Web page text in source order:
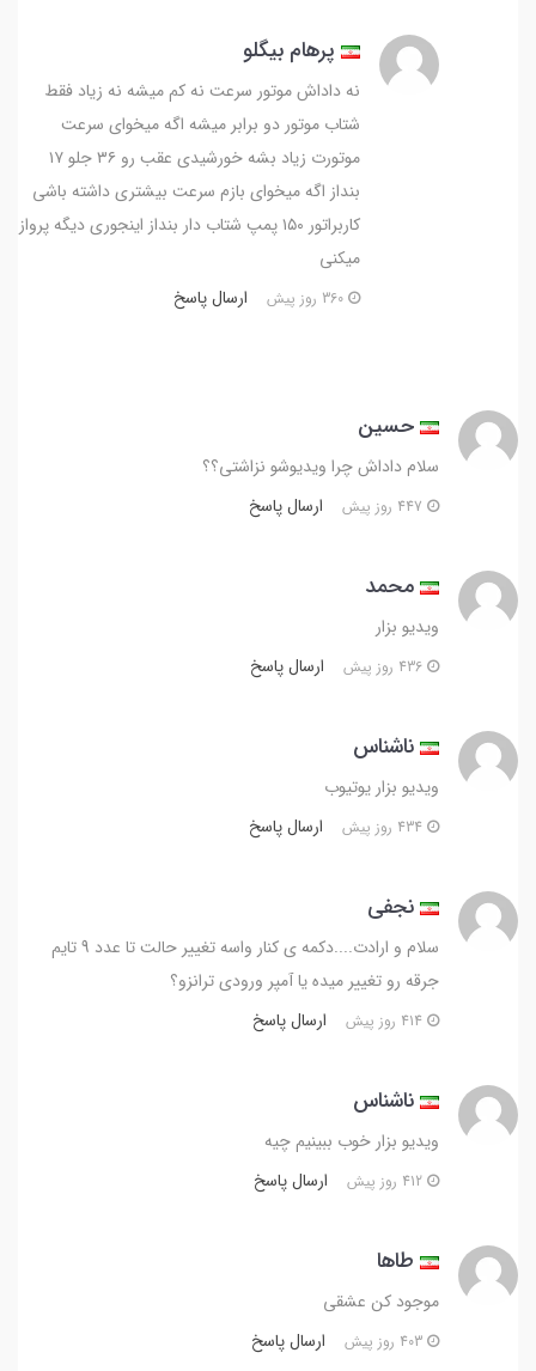
پرهام بیگلو
نه داداش موتور سرعت نه کم میشه نه زیاد فقط
شتاب موتور دو برابر میشه اگه میخوای سرعت
موتورت زیاد بشه خورشیدی عقب رو ۳۶ جلو ۱۷
بنداز اگه میخوای بازم سرعت بیشتری داشته باشی
کاربراتور ۱۵۰ پمپ شتاب دار بنداز اینجوری دیگه پرواز
میکنی
ارسال پاسخ
حسین
سلام داداش چرا ویدیوشو نزاشتی؟؟
ارسال پاسخ
محمد
ویدیو بزار
ارسال پاسخ
ناشناس
ویدیو بزار یوتیوب
ارسال پاسخ
نجفی
سلام و ارادت....دکمه ی کنار واسه تغییر حالت تا عدد 9 تایم
جرقه رو تغییر میده یا آمپر ورودی ترانزو؟
ارسال پاسخ
ناشناس
ویدیو بزار خوب ببینیم چیه
ارسال پاسخ
طاها
موجود کن عشقی
ارسال پاسخ